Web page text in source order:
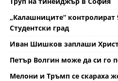
„Калашниците“
Студентски град
Иван Шишков заплаши
Петър Волгин може да си го
Мелони и Тръмп се скараха